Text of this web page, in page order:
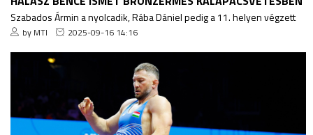
Szabados Ármin a nyolcadik, Rába Dániel pedig a 11. helyen végzett
by MTI 2025-09-16 14:16